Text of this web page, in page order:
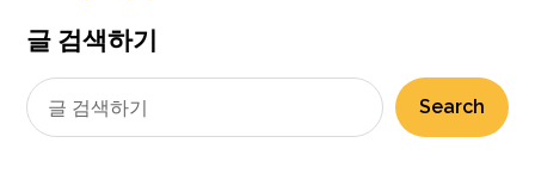
글 검색하기
Search